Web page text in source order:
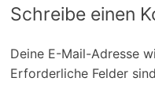
Schreibe einen
Deine E-Mail-Adresse
Erforderliche Felder